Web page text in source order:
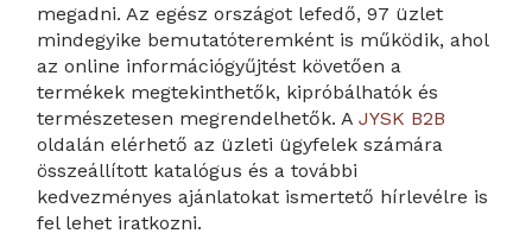
megadni. Az egész országot lefedő, 97 üzlet
mindegyike bemutatóteremként is működik, ahol
az online információgyűjtést követően a
termékek megtekinthetők, kipróbálhatók és
természetesen megrendelhetők. AJYSK B2B
oldalán elérhető az üzleti ügyfelek számára
összeállított katalógus és a további
kedvezményes ajánlatokat ismertető hírlevélre is
fel lehet iratkozni.